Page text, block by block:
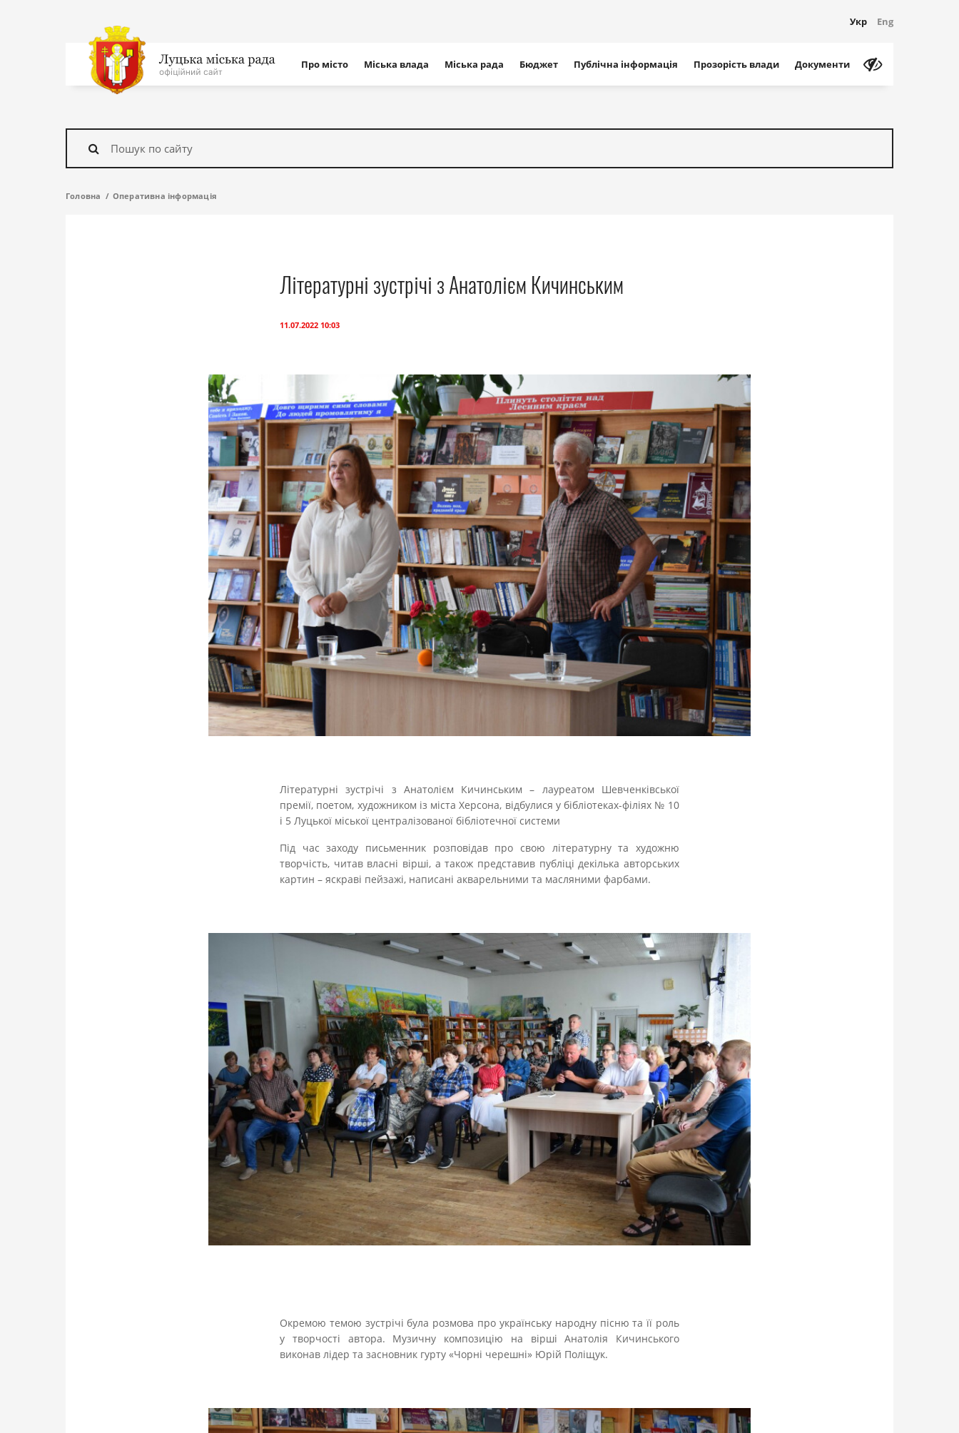
Укр Eng
На
головну
сайту
Про місто Міська влада Міська рада Бюджет Публічна інформація Прозорість влади Документи
Знайти
Головна Оперативна інформація
Літературні зустрічі з Анатолієм Кичинським
11.07.2022 10:03
Літературні зустрічі з Анатолієм Кичинським – лауреатом Шевченківської
премії, поетом, художником із міста Херсона, відбулися у бібліотеках-філіях № 10
і 5 Луцької міської централізованої бібліотечної системи
Під час заходу письменник розповідав про свою літературну та художню
творчість, читав власні вірші, а також представив публіці декілька авторських
картин – яскраві пейзажі, написані акварельними та масляними фарбами.
Окремою темою зустрічі була розмова про українську народну пісню та її роль
у творчості автора. Музичну композицію на вірші Анатолія Кичинського
виконав лідер та засновник гурту «Чорні черешні» Юрій Поліщук.